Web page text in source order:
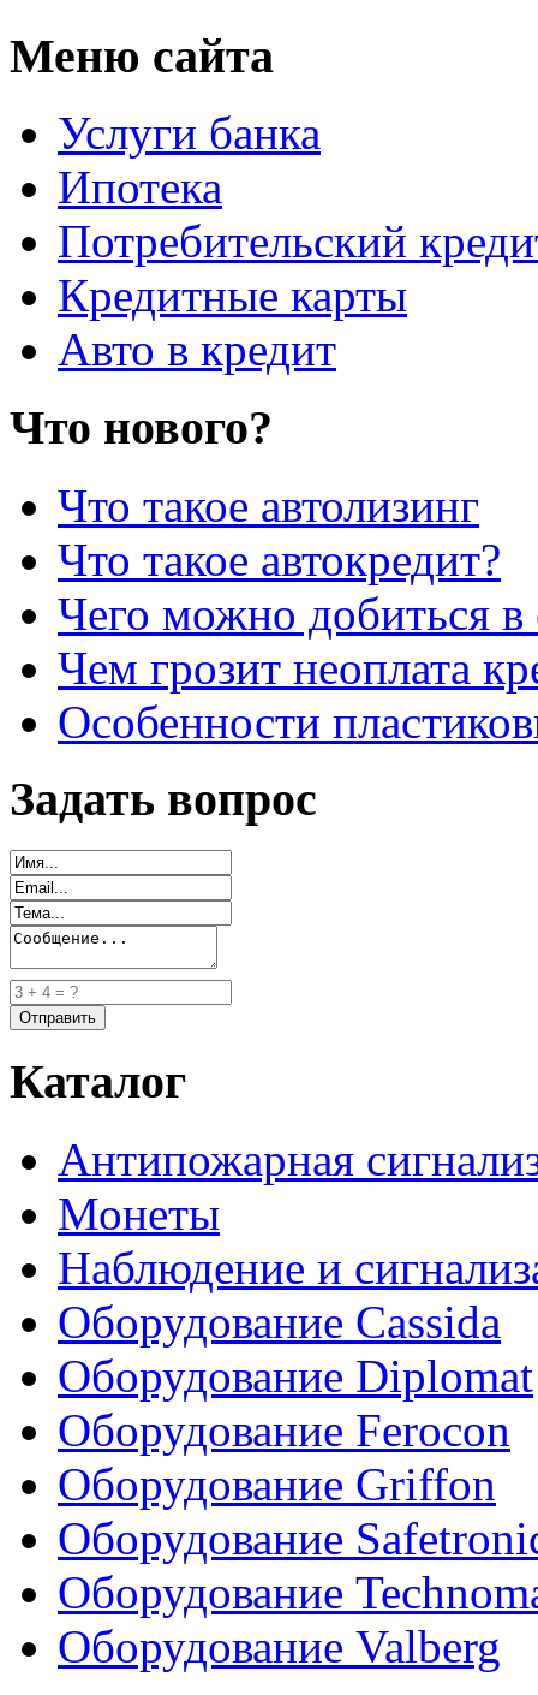
Меню сайта
Услуги банка
Ипотека
Потребительский
Кредитные карты
Авто в кредит
Что нового?
Что такое автолизинг
Что такое автокредит?
Чего можно добиться в
Чем грозит неоплата
Особенности
Задать вопрос
Каталог
Антипожарная
Монеты
Наблюдение и
Оборудование Cassida
Оборудование Diplomat
Оборудование Ferocon
Оборудование Griffon
Оборудование
Оборудование
Оборудование Valberg